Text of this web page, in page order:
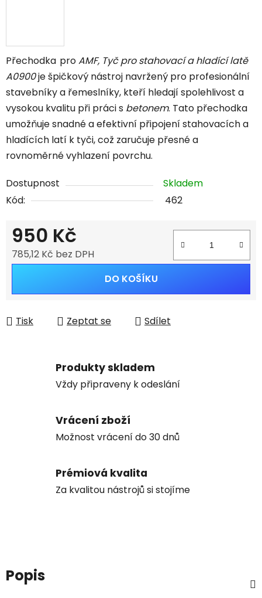
Přechodka proAMF, Tyč pro stahovací a hladící latě
A0900je špičkový nástroj navržený pro profesionální
stavebníky a řemeslníky, kteří hledají spolehlivost a
vysokou kvalitu při práci s betonem. Tato přechodka
umožňuje snadné a efektivní připojení stahovacích a
hladících latí k tyči, což zaručuje přesné a
rovnoměrné vyhlazení povrchu.
Dostupnost
Skladem
Kód:
462
950 Kč
785,12 Kč bez DPH
DO KOŠÍKU
Tisk Zeptat se Sdílet
Produkty skladem
Vždy připraveny k odeslání
Vrácení zboží
Možnost vrácení do 30 dnů
Prémiová kvalita
Za kvalitou nástrojů si stojíme
Popis